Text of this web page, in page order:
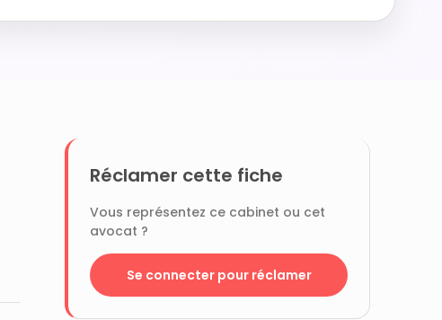
Réclamer cette fiche
Vous représentez ce cabinet ou cet
avocat ?
Se connecter pour réclamer